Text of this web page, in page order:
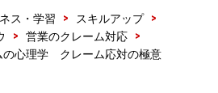
ス・学習 > スキルアップ
>
> 営業のクレーム対応
>
の心理学 クレーム応対の極意